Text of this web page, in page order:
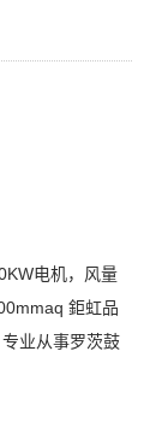
电机，风量
鉅虹品
业从事罗茨鼓